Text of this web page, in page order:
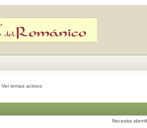
Ver temas activos
Necesita